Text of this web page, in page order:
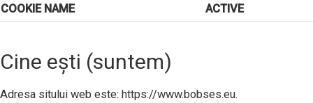
COOKIE NAME
ACTIVE
Cine ești (suntem)
Adresa sitului web este: https://www.bobses.eu.